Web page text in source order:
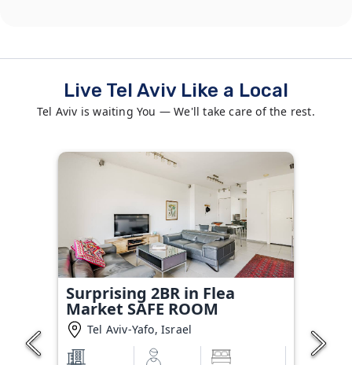
Live Tel Aviv Like a Local
Tel Aviv is waiting You — We'll take care of the rest.
Surprising 2BR in Flea
Market SAFE ROOM
Tel Aviv-Yafo, Israel